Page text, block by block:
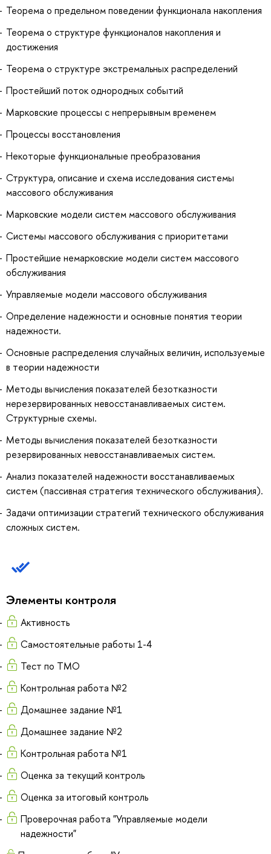
Теорема о предельном поведении функционала накопления
Теорема о структуре функционалов накопления и
достижения
Теорема о структуре экстремальных распределений
Простейший поток однородных событий
Марковские процессы с непрерывным временем
Процессы восстановления
Некоторые функциональные преобразования
Структура, описание и схема исследования системы
массового обслуживания
Марковские модели систем массового обслуживания
Системы массового обслуживания с приоритетами
Простейшие немарковские модели систем массового
обслуживания
Управляемые модели массового обслуживания
Определение надежности и основные понятия теории
надежности.
Основные распределения случайных величин, используемые
в теории надежности
Методы вычисления показателей безотказности
нерезервированных невосстанавливаемых систем.
Структурные схемы.
Методы вычисления показателей безотказности
резервированных невосстанавливаемых систем.
Анализ показателей надежности восстанавливаемых
систем (пассивная стратегия технического обслуживания).
Задачи оптимизации стратегий технического обслуживания
сложных систем.
Элементы контроля
Активность
Самостоятельные работы 1-4
Тест по ТМО
Контрольная работа №2
Домашнее задание №1
Домашнее задание №2
Контрольная работа №1
Оценка за текущий контроль
Оценка за итоговый контроль
Проверочная работа "Управляемые модели
надежности"